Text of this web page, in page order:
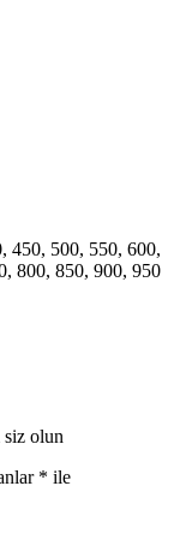
, 450, 500, 550, 600,
, 800, 850, 900, 950
olun
* ile